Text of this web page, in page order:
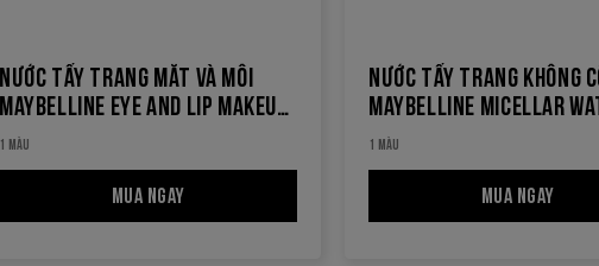
NƯỚC TẨY TRANG MẮT VÀ MÔI
MAYBELLINE EYE AND LIP MAKEUP
REMOVER
1 MÀU
MUA NGAY NƯỚC TẨY TRANG MẮT VÀ MÔI MAYBELLINE EYE AND LIP
NƯỚC TẨY TRANG KHÔNG
MAYBELLINE MICELLAR
IN 1
1 MÀU
MUA NGAY